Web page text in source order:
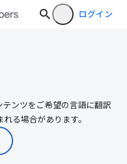
ログイン
ンツをご希望の言語に翻訳
る場合があります。